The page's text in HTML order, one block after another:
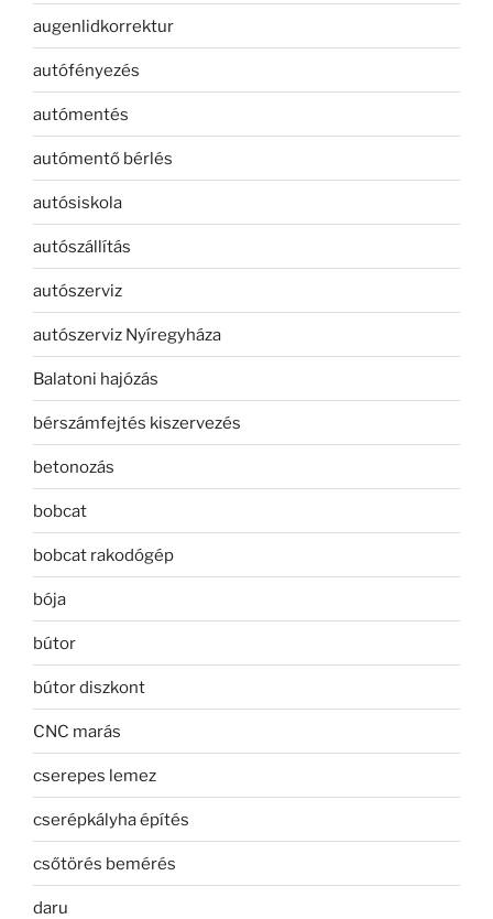
augenlidkorrektur
autófényezés
autómentés
autómentő bérlés
autósiskola
autószállítás
autószerviz
autószerviz Nyíregyháza
Balatoni hajózás
bérszámfejtés kiszervezés
betonozás
bobcat
bobcat rakodógép
bója
bútor
bútor diszkont
CNC marás
cserepes lemez
cserépkályha építés
csőtörés bemérés
daru